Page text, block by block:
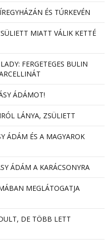
ÉS TÚRKEVÉN
MIATT VÁLIK KETTÉ
FERGETEGES BULIN
ÁDÁMOT!
LÁNYA, ZSÜLIETT
ÁDÁM ÉS A MAGYAROK
ÁDÁM A KARÁCSONYRA
MEGLÁTOGATJA
DE TÖBB LETT